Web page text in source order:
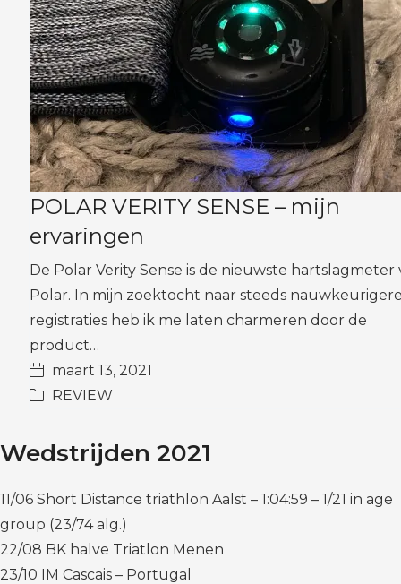
POLAR VERITY SENSE – mijn
ervaringen
De Polar Verity Sense is de nieuwste hartslagmeter
Polar. In mijn zoektocht naar steeds
registraties heb ik me laten charmeren door de
product…
maart 13, 2021
REVIEW
Wedstrijden 2021
11/06 Short Distance triathlon Aalst – 1:04:59 – 1/21 in age
group (23/74 alg.)
22/08 BK halve Triatlon Menen
23/10 IM Cascais – Portugal